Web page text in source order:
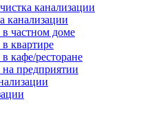
канализации
канализации
частном доме
квартире
кафе/ресторане
предприятии